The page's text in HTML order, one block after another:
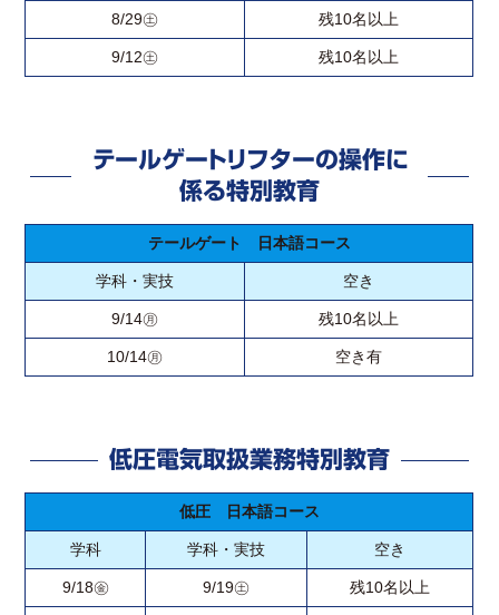
8/29㊏ 残10名以上
9/12㊏ 残10名以上
テールゲートリフターの操作に
係る特別教育
テールゲート 日本語コース
学科・実技 空き
9/14㊊ 残10名以上
10/14㊊ 空き有
低圧電気取扱業務特別教育
低圧 日本語コース
学科 学科・実技 空き
9/18㊎ 9/19㊏ 残10名以上